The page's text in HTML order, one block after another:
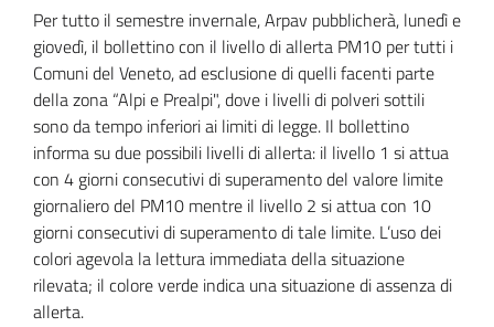
Per tutto il semestre invernale, Arpav pubblicherà, lunedì e
giovedì, il bollettino con il livello di allerta PM10 per tutti i
Comuni del Veneto, ad esclusione di quelli facenti parte
della zona “Alpi e Prealpi", dove i livelli di polveri sottili
sono da tempo inferiori ai limiti di legge. Il bollettino
informa su due possibili livelli di allerta: il livello 1 si attua
con 4 giorni consecutivi di superamento del valore limite
giornaliero del PM10 mentre il livello 2 si attua con 10
giorni consecutivi di superamento di tale limite. L’uso dei
colori agevola la lettura immediata della situazione
rilevata; il colore verde indica una situazione di assenza di
allerta.